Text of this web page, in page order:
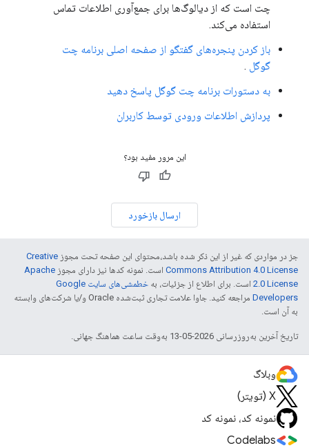
چت است که از دیالوگ‌ها برای جمع‌آوری اطلاعات تماس
استفاده می‌کند.
باز کردن پنجره‌های گفتگو از صفحه اصلی برنامه چت
گوگل .
به دستورات برنامه چت گوگل پاسخ دهید
پردازش اطلاعات ورودی توسط کاربران
این مرور مفید بود؟
ارسال بازخورد
جز در مواردی که غیر از این ذکر شده باشد،‌محتوای این صفحه تحت مجوز Creative
Commons Attribution 4.0 License است. نمونه کدها نیز دارای مجوز Apache
2.0 License است. برای اطلاع از جزئیات، به
خطمشی‌های سایت Google
Developers‏
مراجعه کنید. جاوا علامت تجاری ثبت‌شده Oracle و/یا شرکت‌های وابسته
به آن است.
تاریخ آخرین به‌روزرسانی 2026-05-13 به‌وقت ساعت هماهنگ جهانی.
وبلاگ
X (تویتر)
نمونه کد، نمونه کد
Codelabs